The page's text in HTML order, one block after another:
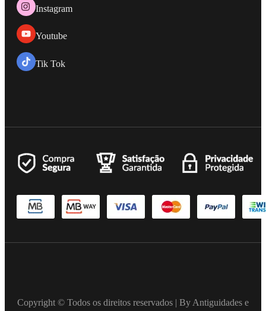
Instagram
Youtube
Tik Tok
Copyright © Todos os direitos reservados | By Antiguidades e